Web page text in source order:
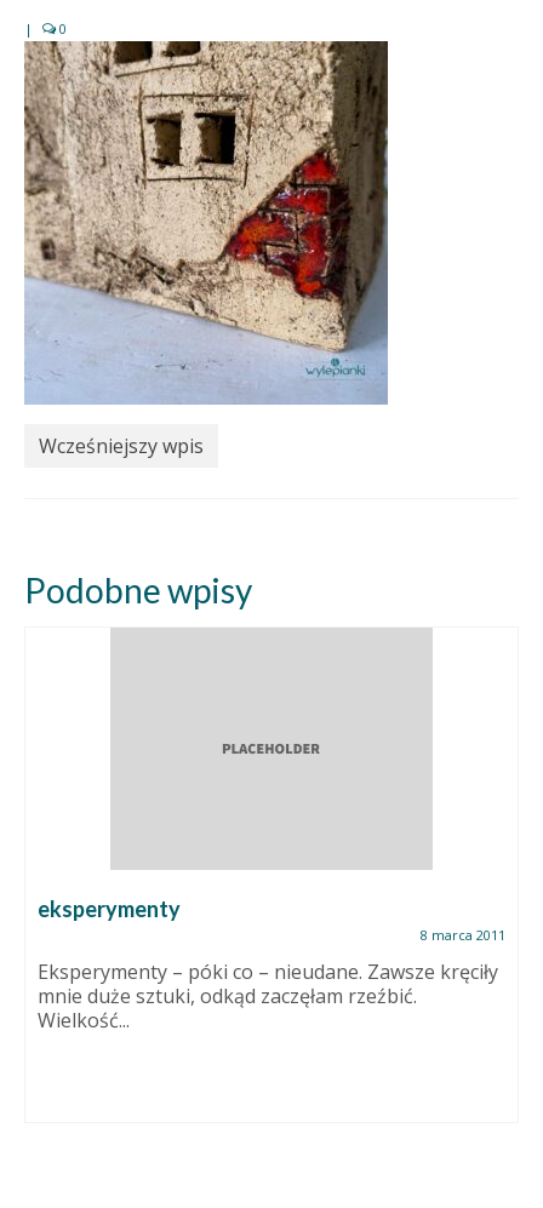
| 0
Wcześniejszy wpis
Podobne wpisy
eksperymenty
8 marca 2011
Eksperymenty – póki co – nieudane. Zawsze kręciły
mnie duże sztuki, odkąd zaczęłam rzeźbić.
Wielkość...